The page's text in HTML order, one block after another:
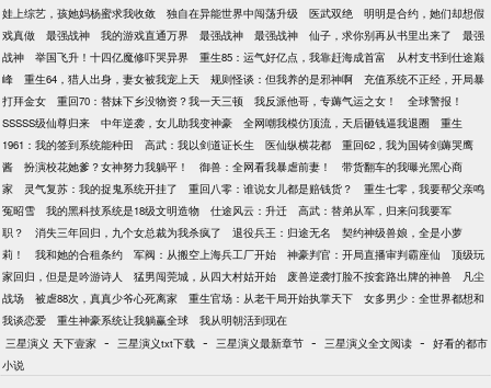
娃上综艺，孩她妈杨蜜求我收敛
独自在异能世界中闯荡升级 医武双绝
明明是合约，她们却想假
戏真做
最强战神 我的游戏直通万界 最强战神 最强战神 仙子，求你别再从书里出来了
最强
战神
举国飞升！十四亿魔修吓哭异界 重生85：运气好亿点，我靠赶海成首富
从村支书到仕途巅
峰
重生64，猎人出身，妻女被我宠上天 规则怪谈：但我养的是邪神啊
充值系统不正经，开局暴
打拜金女
重回70：替妹下乡没物资？我一天三顿 我反派他哥，专薅气运之女！
全球警报！
SSSSS级仙尊归来
中年逆袭，女儿助我变神豪 全网嘲我模仿顶流，天后砸钱逼我退圈
重生
1961：我的签到系统能种田
高武：我以剑道证长生 医仙纵横花都
重回62，我为国铸剑薅哭鹰
酱
扮演校花她爹？女神努力我躺平！ 御兽：全网看我暴虐前妻！
带货翻车的我曝光黑心商
家
灵气复苏：我的捉鬼系统开挂了 重回八零：谁说女儿都是赔钱货？
重生七零，我要帮父亲鸣
冤昭雪
我的黑科技系统是18级文明造物 仕途风云：升迁
高武：替弟从军，归来问我要军
职？
消失三年回归，九个女总裁为我杀疯了 退役兵王：归途无名
契约神级兽娘，全是小萝
莉！
我和她的合租条约 军阀：从搬空上海兵工厂开始 神豪判官：开局直播审判霸座仙
顶级玩
家回归，但是是吟游诗人
猛男闯莞城，从四大村姑开始 废兽逆袭打脸不按套路出牌的神兽
凡尘
战场
被虐88次，真真少爷心死离家 重生官场：从老干局开始执掌天下
女多男少：全世界都想和
我谈恋爱
重生神豪系统让我躺赢全球
我从明朝活到现在
三星演义 天下壹家 - 三星演义txt下载 - 三星演义最新章节 - 三星演义全文阅读 - 好看的都市
小说